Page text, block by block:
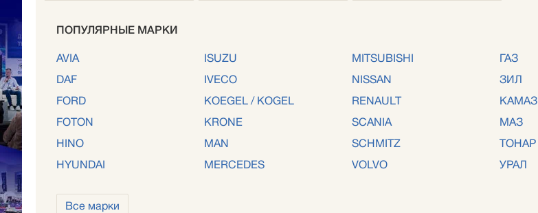
ПОПУЛЯРНЫЕ МАРКИ
AVIA
DAF
FORD
FOTON
HINO
HYUNDAI
ISUZU
IVECO
KOEGEL / KOGEL
KRONE
MAN
MERCEDES
MITSUBISHI
NISSAN
RENAULT
SCANIA
SCHMITZ
VOLVO
ГАЗ
ЗИЛ
КАМАЗ
МАЗ
ТОНАР
УРАЛ
Все марки